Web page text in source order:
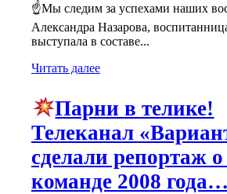
☝Мы следим за успехами наших
Александра Назарова,
выступала в составе...
Читать далее
Парни в телике!
Телеканал
сделали репортаж
команде 2008 года…